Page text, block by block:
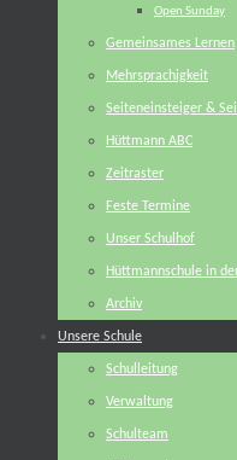
Open Sunday
Gemeinsames Lernen
Mehrsprachigkeit
Seiteneinsteiger &
Hüttmann ABC
Zeitraster
Feste Termine
Unser Schulhof
Hüttmannschule in
Archiv
Unsere Schule
Schulleitung
Verwaltung
Schulteam